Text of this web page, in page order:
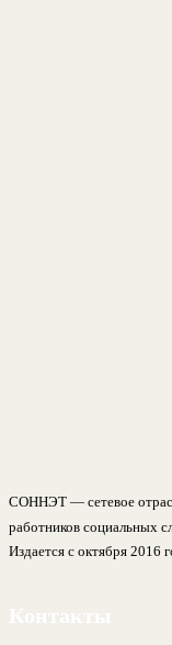
СОННЭТ — сетевое
работников социальных
Издается с октября 2016